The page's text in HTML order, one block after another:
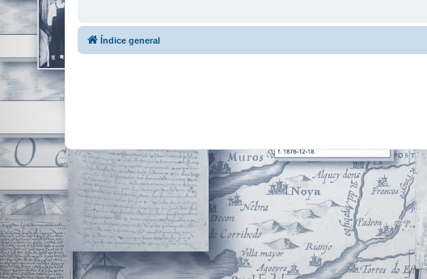
Índice general